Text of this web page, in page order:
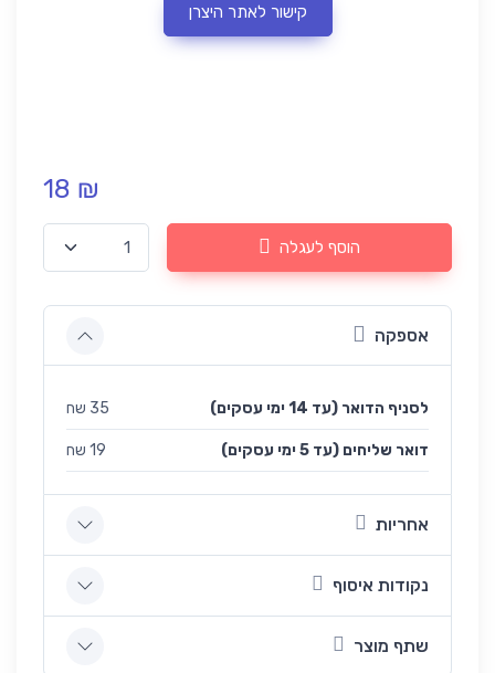
קישור לאתר היצרן
18 ₪
הוסף לעגלה
אספקה
לסניף הדואר (עד 14 ימי עסקים) 35 שח
(עד 5 ימי עסקים) דואר שליחים 19 שח
אחריות
נקודות איסוף
שתף מוצר